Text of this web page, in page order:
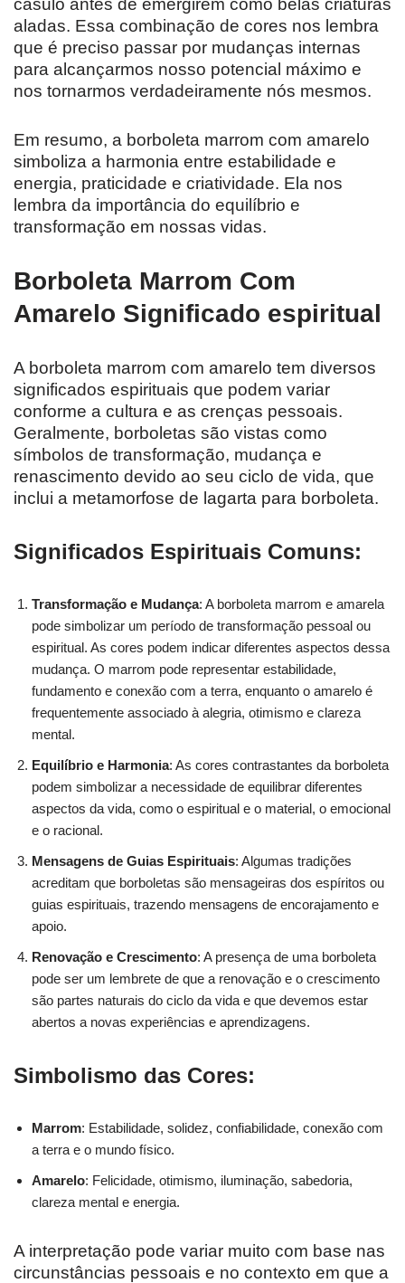
aladas. Essa combinação de cores nos lembra
que é preciso passar por mudanças internas
para alcançarmos nosso potencial máximo e
nos tornarmos verdadeiramente nós mesmos.
Em resumo, a borboleta marrom com amarelo
simboliza a harmonia entre estabilidade e
energia, praticidade e criatividade. Ela nos
lembra da importância do equilíbrio e
transformação em nossas vidas.
Borboleta Marrom Com
Amarelo Significado espiritual
A borboleta marrom com amarelo tem diversos
significados espirituais que podem variar
conforme a cultura e as crenças pessoais.
Geralmente, borboletas são vistas como
símbolos de transformação, mudança e
renascimento devido ao seu ciclo de vida, que
inclui a metamorfose de lagarta para borboleta.
Significados Espirituais Comuns:
Transformação e Mudança: A borboleta marrom e amarela
pode simbolizar um período de transformação pessoal ou
espiritual. As cores podem indicar diferentes aspectos dessa
mudança. O marrom pode representar estabilidade,
fundamento e conexão com a terra, enquanto o amarelo é
frequentemente associado à alegria, otimismo e clareza
mental.
Equilíbrio e Harmonia: As cores contrastantes da borboleta
podem simbolizar a necessidade de equilibrar diferentes
aspectos da vida, como o espiritual e o material, o emocional
e o racional.
Mensagens de Guias Espirituais: Algumas tradições
acreditam que borboletas são mensageiras dos espíritos ou
guias espirituais, trazendo mensagens de encorajamento e
apoio.
Renovação e Crescimento: A presença de uma borboleta
pode ser um lembrete de que a renovação e o crescimento
são partes naturais do ciclo da vida e que devemos estar
abertos a novas experiências e aprendizagens.
Simbolismo das Cores:
Marrom: Estabilidade, solidez, confiabilidade, conexão com
a terra e o mundo físico.
Amarelo: Felicidade, otimismo, iluminação, sabedoria,
clareza mental e energia.
A interpretação pode variar muito com base nas
circunstâncias pessoais e no contexto em que a